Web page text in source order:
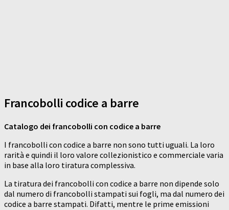
Francobolli codice a barre
Catalogo dei francobolli con codice a barre
I francobolli con codice a barre non sono tutti uguali. La loro
rarità e quindi il loro valore collezionistico e commerciale varia
in base alla loro tiratura complessiva.
La tiratura dei francobolli con codice a barre non dipende solo
dal numero di francobolli stampati sui fogli, ma dal numero dei
codice a barre stampati. Difatti, mentre le prime emissioni